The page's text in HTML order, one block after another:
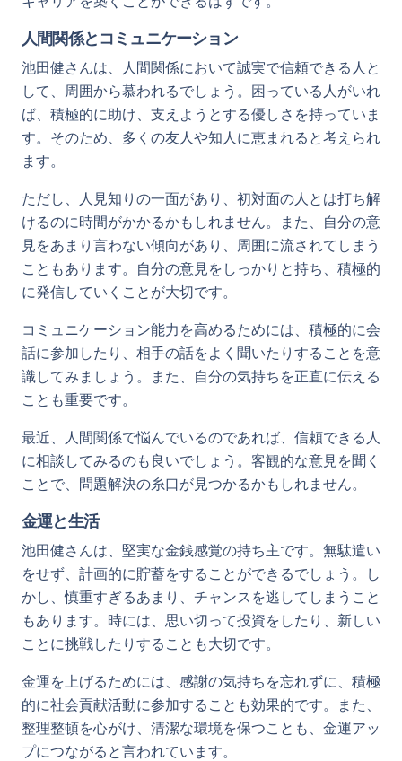
人間関係とコミュニケーション
池田健さんは、人間関係において誠実で信頼できる人と
して、周囲から慕われるでしょう。困っている人がいれ
ば、積極的に助け、支えようとする優しさを持っていま
す。そのため、多くの友人や知人に恵まれると考えられ
ます。
ただし、人見知りの一面があり、初対面の人とは打ち解
けるのに時間がかかるかもしれません。また、自分の意
見をあまり言わない傾向があり、周囲に流されてしまう
こともあります。自分の意見をしっかりと持ち、積極的
に発信していくことが大切です。
コミュニケーション能力を高めるためには、積極的に会
話に参加したり、相手の話をよく聞いたりすることを意
識してみましょう。また、自分の気持ちを正直に伝える
ことも重要です。
最近、人間関係で悩んでいるのであれば、信頼できる人
に相談してみるのも良いでしょう。客観的な意見を聞く
ことで、問題解決の糸口が見つかるかもしれません。
金運と生活
池田健さんは、堅実な金銭感覚の持ち主です。無駄遣い
をせず、計画的に貯蓄をすることができるでしょう。し
かし、慎重すぎるあまり、チャンスを逃してしまうこと
もあります。時には、思い切って投資をしたり、新しい
ことに挑戦したりすることも大切です。
金運を上げるためには、感謝の気持ちを忘れずに、積極
的に社会貢献活動に参加することも効果的です。また、
整理整頓を心がけ、清潔な環境を保つことも、金運アッ
プにつながると言われています。